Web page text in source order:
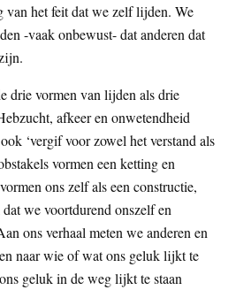
van het feit dat we zelf lijden. We
-vaak onbewust- dat anderen dat
drie vormen van lijden als drie
afkeer en onwetendheid
‘vergif voor zowel het verstand als
vormen een ketting en
ons zelf als een constructie,
we voortdurend onszelf en
ons verhaal meten we anderen en
naar wie of wat ons geluk lijkt te
geluk in de weg lijkt te staan